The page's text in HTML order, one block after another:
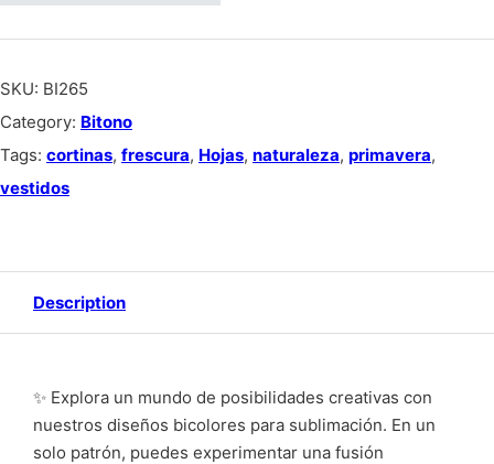
SKU: BI265
Category: Bitono
Tags: cortinas, frescura, Hojas, naturaleza, primavera,
vestidos
Description
✨ Explora un mundo de posibilidades creativas con
nuestros diseños bicolores para sublimación. En un
solo patrón, puedes experimentar una fusión